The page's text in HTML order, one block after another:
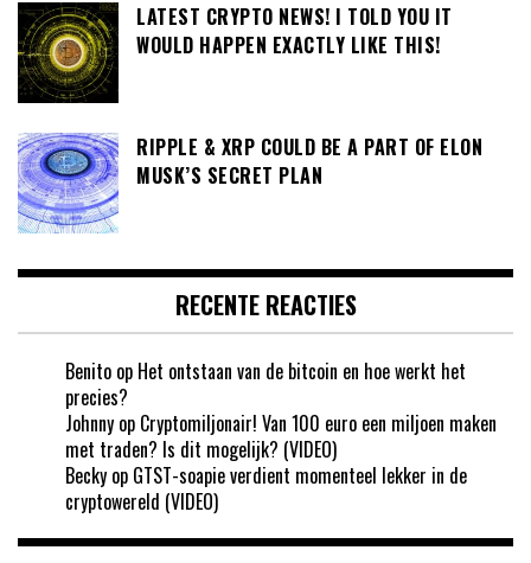
LATEST CRYPTO NEWS! I TOLD YOU IT
WOULD HAPPEN EXACTLY LIKE THIS!
RIPPLE & XRP COULD BE A PART OF ELON
MUSK’S SECRET PLAN
RECENTE REACTIES
Benito op Het ontstaan van de bitcoin en hoe werkt het
precies?
Johnny op Cryptomiljonair! Van 100 euro een miljoen maken
met traden? Is dit mogelijk? (VIDEO)
Becky op GTST-soapie verdient momenteel lekker in de
cryptowereld (VIDEO)